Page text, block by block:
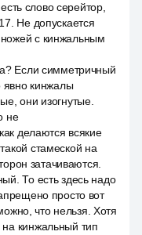
слово серейтор,
Не допускается
с кинжальным
Если симметричный
явно кинжалы
они изогнутые.
не
делаются всякие
стамеской на
затачиваются.
То есть здесь надо
просто вот
что нельзя. Хотя
кинжальный тип